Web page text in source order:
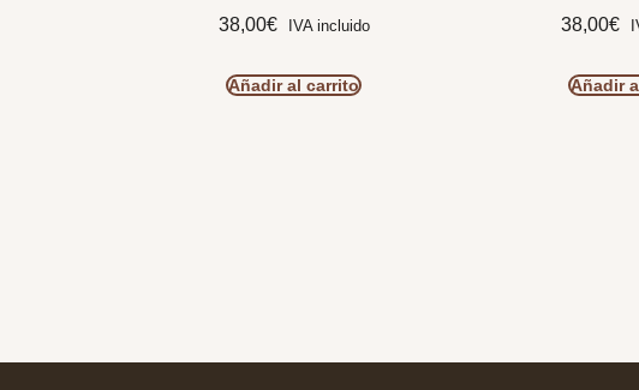
38,00€ IVA incluido
Añadir al carrito
38,00€
Añadir